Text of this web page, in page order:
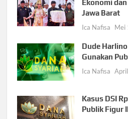
Ekonomi
Jawa Barat
Ica Nafisa Mei
Dude
Gunakan
Ica Nafisa
Kasus DSI
Publik Figur